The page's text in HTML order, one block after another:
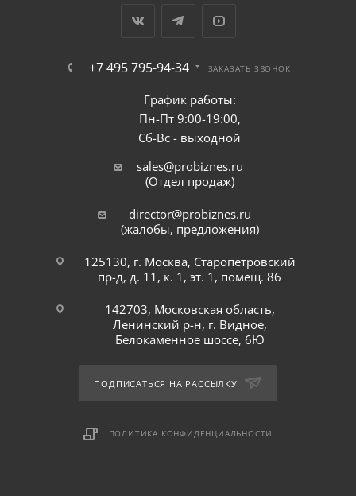
+7 495 795-94-34 ЗАКАЗАТЬ ЗВОНОК
График работы:
Пн-Пт 9:00-19:00,
Сб-Вс - выходной
sales@probiznes.ru
(Отдел продаж)
director@probiznes.ru
(жалобы, предложения)
125130, г. Москва, Старопетровский
пр-д, д. 11, к. 1, эт. 1, помещ. 86
142703, Московская область,
Ленинский р-н, г. Видное,
Белокаменное шоссе, 6Ю
ПОДПИСАТЬСЯ НА РАССЫЛКУ
ПОЛИТИКА КОНФИДЕНЦИАЛЬНОСТИ